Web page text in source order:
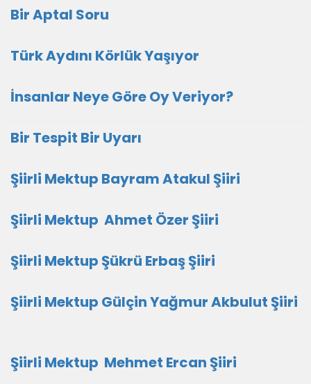
Bir Aptal Soru
Türk Aydını Körlük Yaşıyor
İnsanlar Neye Göre Oy Veriyor?
Bir Tespit Bir Uyarı
Şiirli Mektup Bayram Atakul Şiiri
Şiirli Mektup Ahmet Özer Şiiri
Şiirli Mektup Şükrü Erbaş Şiiri
Şiirli Mektup Gülçin Yağmur Akbulut Şiiri
Şiirli Mektup Mehmet Ercan Şiiri